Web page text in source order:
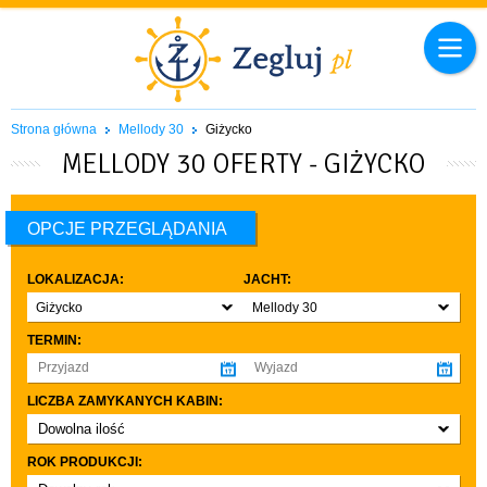
Strona główna Mellody 30 Giżycko
MELLODY 30 OFERTY - GIŻYCKO
OPCJE PRZEGLĄDANIA
LOKALIZACJA:
Giżycko
JACHT:
Mellody 30
TERMIN:
LICZBA ZAMYKANYCH KABIN:
Dowolna ilość
co najmniej 1
co najmniej 2
ROK PRODUKCJI: